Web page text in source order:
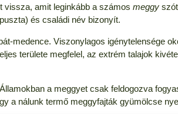
vissza, amit leginkább a számos meggyszót
és családi név bizonyít.
medence. Viszonylagos igénytelensége
területe megfelel, az extrém talajok
a meggyet csak feldogozva
a nálunk termő meggyfajták gyümölcse